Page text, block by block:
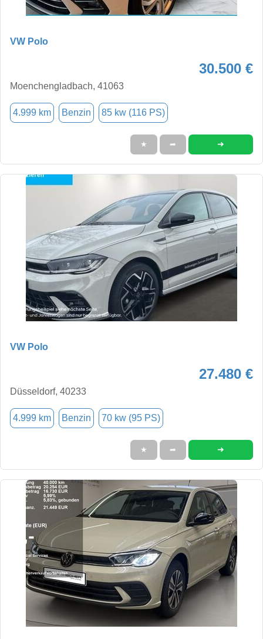
VW Polo
30.500 €
Moenchengladbach, 41063
4.999 km Benzin 85 kw (116 PS)
★ ➦ ➜
VW Polo
27.480 €
Düsseldorf, 40233
4.999 km Benzin 70 kw (95 PS)
★ ➦ ➜